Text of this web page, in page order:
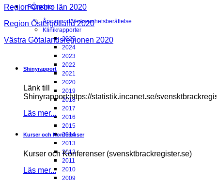
Rapporter
Årsrapport/Verksamhetsberättelse
Klinikrapporter
2025
2024
2023
2022
2021
2020
2019
2018
2017
2016
2015
2014
2013
2012
2011
2010
2009
Region Örebro län 2020
Region Östergötland 2020
Västra Götalandsregionen 2020
Shinyrapport
Länk till
Shinyrapport:https://statistik.incanet.se/
Läs mer...
Kurser och Konferenser
Kurser och Konferenser (svensktbrackregister.se)
Läs mer...